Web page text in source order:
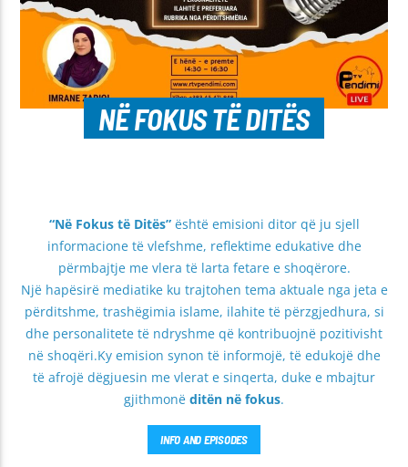
NË FOKUS TË DITËS
“Në Fokus të Ditës”është emisioni ditor që ju sjell
informacione të vlefshme, reflektime edukative dhe
përmbajtje me vlera të larta fetare e shoqërore.
Një hapësirë mediatike ku trajtohen tema aktuale nga jeta e
përditshme, trashëgimia islame, ilahite të përzgjedhura, si
dhe personalitete të ndryshme që kontribuojnë pozitivisht
në shoqëri.Ky emision synon të informojë, të edukojë dhe
të afrojë dëgjuesin me vlerat e sinqerta, duke e mbajtur
gjithmonë ditën në fokus.
INFO AND EPISODES